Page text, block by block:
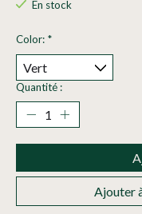
En stock
Color: *
Quantité :
Ajouter